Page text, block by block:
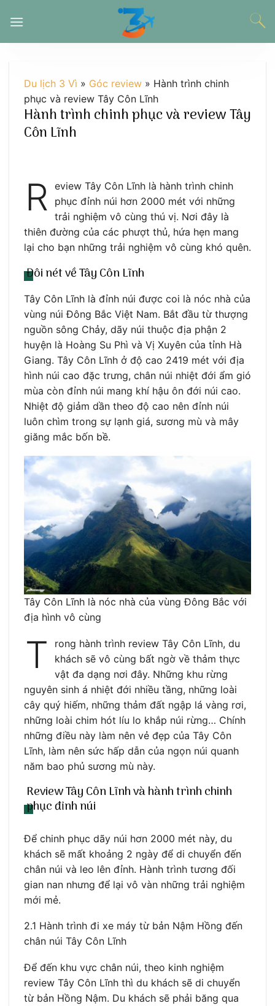
đến
Du lịch 3 Vì » Góc review » Hành trình chinh
phục và review Tây Côn Lĩnh
Hành trình chinh phục và review Tây
Côn Lĩnh
R
eview Tây Côn Lĩnh là hành trình chinh
phục đỉnh núi hơn 2000 mét với những
trải nghiệm vô cùng thú vị. Nơi đây là
thiên đường của các phượt thủ, hứa hẹn mang
lại cho bạn những trải nghiệm vô cùng khó quên.
Đôi nét về Tây Côn Lĩnh
Tây Côn Lĩnh là đỉnh núi được coi là nóc nhà của
vùng núi Đông Bắc Việt Nam. Bắt đầu từ thượng
nguồn sông Chảy, dãy núi thuộc địa phận 2
huyện là Hoàng Su Phì và Vị Xuyên của tỉnh Hà
Giang. Tây Côn Lĩnh ở độ cao 2419 mét với địa
hình núi cao đặc trưng, chân núi nhiệt đới ẩm gió
mùa còn đỉnh núi mang khí hậu ôn đới núi cao.
Nhiệt độ giảm dần theo độ cao nên đỉnh núi
luôn chìm trong sự lạnh giá, sương mù và mây
giăng mắc bốn bề.
Tây Côn Lĩnh là nóc nhà của vùng Đông Bắc với
địa hình vô cùng
T
rong hành trình review Tây Côn Lĩnh, du
khách sẽ vô cùng bất ngờ về thảm thực
vật đa dạng nơi đây. Những khu rừng
nguyên sinh á nhiệt đới nhiều tầng, những loài
cây quý hiếm, những thảm đất ngập lá vàng rơi,
những loài chim hót líu lo khắp núi rừng… Chính
những điều này làm nên vẻ đẹp của Tây Côn
Lĩnh, làm nên sức hấp dẫn của ngọn núi quanh
năm bao phủ sương mù này.
Review Tây Côn Lĩnh và hành trình chinh
phục đỉnh núi
Để chinh phục dãy núi hơn 2000 mét này, du
khách sẽ mất khoảng 2 ngày để di chuyển đến
chân núi và leo lên đỉnh. Hành trình tương đối
gian nan nhưng để lại vô vàn những trải nghiệm
mới mẻ.
2.1 Hành trình đi xe máy từ bản Nậm Hồng đến
chân núi Tây Côn Lĩnh
Để đến khu vực chân núi, theo kinh nghiệm
review Tây Côn Lĩnh thì du khách sẽ di chuyển
từ bản Hồng Nậm. Du khách sẽ phải băng qua